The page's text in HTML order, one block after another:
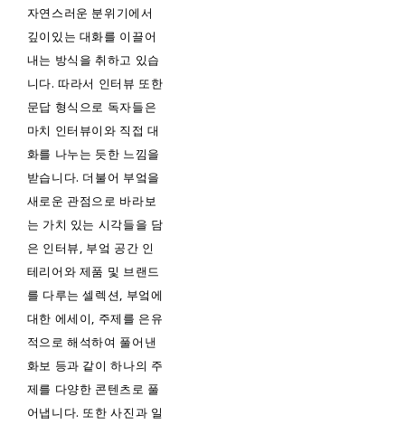
자연스러운 분위기에서
깊이있는 대화를 이끌어
내는 방식을 취하고 있습
니다. 따라서 인터뷰 또한
문답 형식으로 독자들은
마치 인터뷰이와 직접 대
화를 나누는 듯한 느낌을
받습니다. 더불어 부엌을
새로운 관점으로 바라보
는 가치 있는 시각들을 담
은 인터뷰, 부엌 공간 인
테리어와 제품 및 브랜드
를 다루는 셀렉션, 부엌에
대한 에세이, 주제를 은유
적으로 해석하여 풀어낸
화보 등과 같이 하나의 주
제를 다양한 콘텐츠로 풀
어냅니다. 또한 사진과 일